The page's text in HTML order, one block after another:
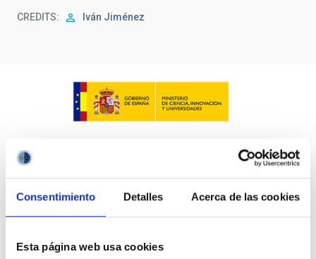
Consentimiento Detalles Acerca de las cookies
Esta página web usa cookies
CREDITS Iván Jiménez